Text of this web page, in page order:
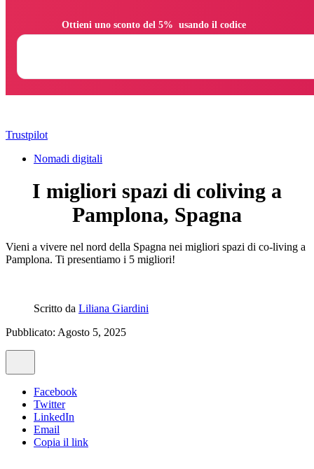
Trustpilot
Nomadi digitali
I migliori spazi di coliving a
Pamplona, Spagna
Vieni a vivere nel nord della Spagna nei migliori spazi di co-living a
Pamplona. Ti presentiamo i 5 migliori!
Scritto da Liliana Giardini
Pubblicato: Agosto 5, 2025
Facebook
Twitter
LinkedIn
Email
Copia il link